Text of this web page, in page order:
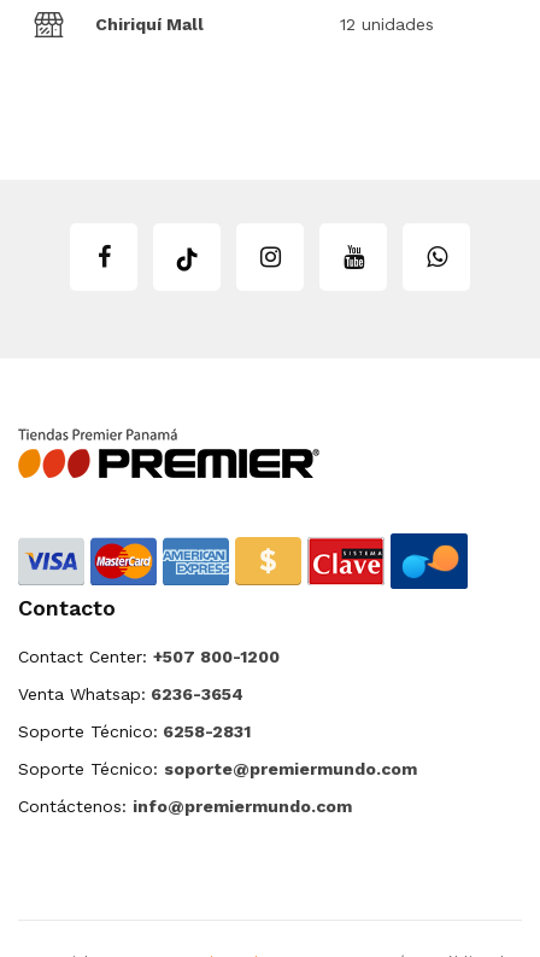
Chiriquí Mall 12 unidades
Contacto
Contact Center: +507 800-1200
Venta Whatsap: 6236-3654
Soporte Técnico: 6258-2831
Soporte Técnico: soporte@premiermundo.com
Contáctenos: info@premiermundo.com